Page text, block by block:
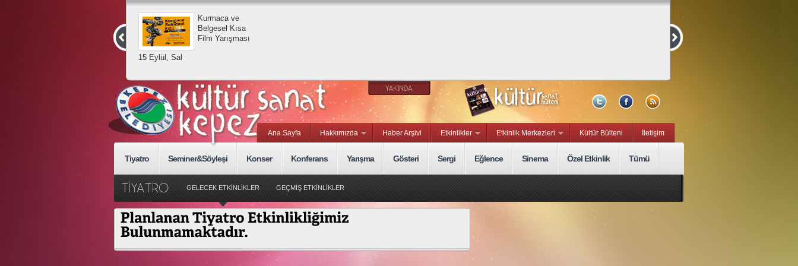
15 Eylül, Sal
Kurmaca ve
Belgesel Kısa
Film Yarışması
Ana Sayfa Hakkımızda Haber Arşivi Etkinlikler Etkinlik Merkezleri Kültür Bülteni İletişim
Tiyatro Seminer&Söyleşi Konser Konferans Yarışma Gösteri Sergi Eğlence Sinema Özel Etkinlik Tümü
GELECEK ETKİNLİKLER GEÇMİŞ ETKİNLİKLER